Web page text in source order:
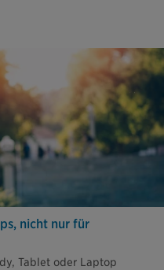
nicht nur für
Tablet oder Laptop